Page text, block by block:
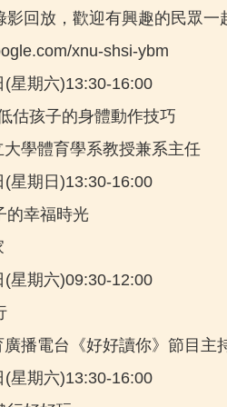
回放，歡迎有興趣的民眾一
xnu-shsi-ybm
星期六)13:30-16:00
估孩子的身體動作技巧
學體育學系教授兼系主任
星期日)13:30-16:00
的幸福時光
星期六)09:30-12:00
播電台《好好讀你》節目主
星期六)13:30-16:00